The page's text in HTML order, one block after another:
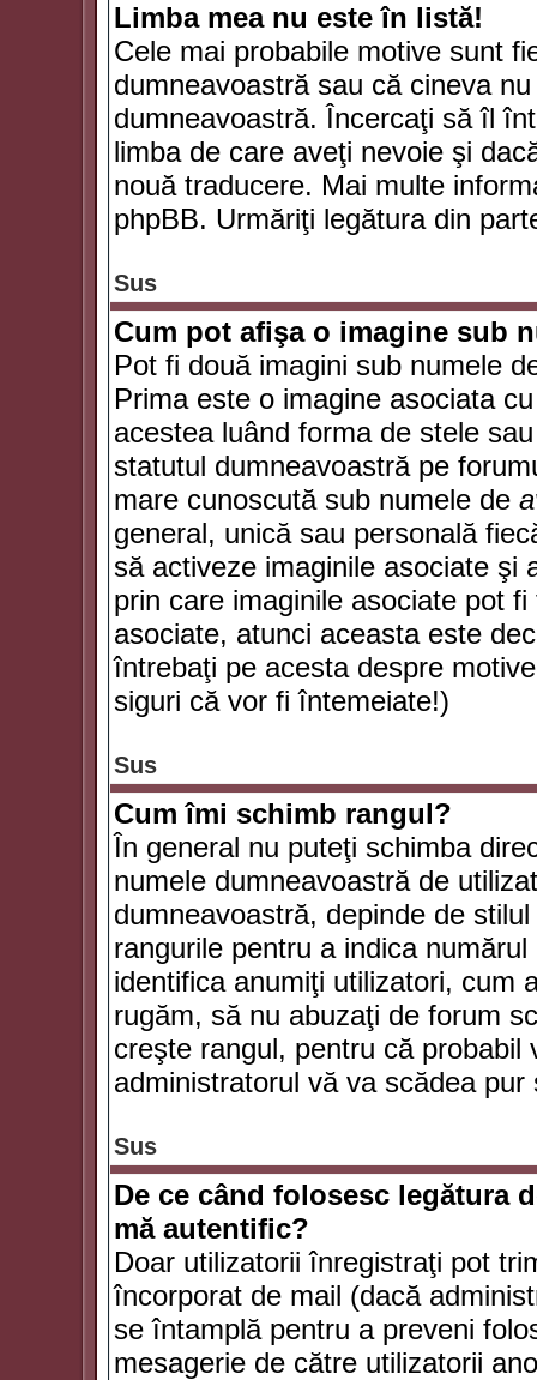
Limba mea nu este în listă!
Cele mai probabile motive sunt
dumneavoastră sau că cineva
dumneavoastră. Încercaţi să îl
limba de care aveţi nevoie şi
nouă traducere. Mai multe
phpBB. Urmăriţi legătura din
Sus
Cum pot afişa o imagine sub
Pot fi două imagini sub numele
Prima este o imagine asociata
acestea luând forma de stele
statutul dumneavoastră pe
mare cunoscută sub numele de
general, unică sau personală
să activeze imaginile asociate şi
prin care imaginile asociate pot
asociate, atunci aceasta este
întrebaţi pe acesta despre
siguri că vor fi întemeiate!)
Sus
Cum îmi schimb rangul?
În general nu puteţi schimba
numele dumneavoastră de
dumneavoastră, depinde de
rangurile pentru a indica
identifica anumiţi utilizatori, cum
rugăm, să nu abuzaţi de forum
creşte rangul, pentru că
administratorul vă va scădea
Sus
De ce când folosesc legătura
mă autentific?
Doar utilizatorii înregistraţi pot
încorporat de mail (dacă
se întamplă pentru a preveni
mesagerie de către utilizatorii